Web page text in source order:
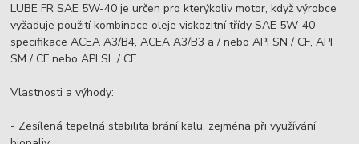
LUBE FR SAE 5W-40 je určen pro kterýkoliv motor, když výrobce
vyžaduje použití kombinace oleje viskozitní třídy SAE 5W-40
specifikace ACEA A3/B4, ACEA A3/B3 a / nebo API SN / CF, API
SM / CF nebo API SL / CF.
Vlastnosti a výhody:
- Zesílená tepelná stabilita brání kalu, zejména při využívání